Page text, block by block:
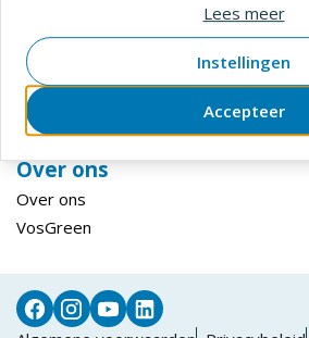
Klantenservice
Bestellen & betalen
Retourneren
Levering & afhalen
Over ons
Over ons
VosGreen
Accepteer
Instellingen
Lees meer